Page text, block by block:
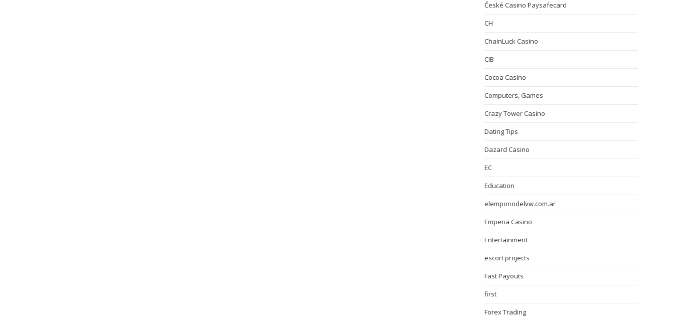
České Casino Paysafecard
CH
ChainLuck Casino
CIB
Cocoa Casino
Computers, Games
Crazy Tower Сasino
Dating Tips
Dazard Casino
EC
Education
elemporiodelvw.com.ar
Emperia Casino
Entertainment
escort projects
Fast Payouts
first
Forex Trading